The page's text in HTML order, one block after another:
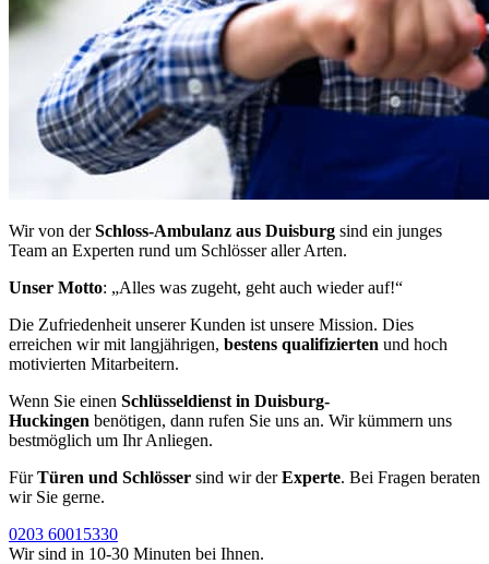
Wir von derSchloss-Ambulanz aus Duisburg sind ein junges
Team an Experten rund um Schlösser aller Arten.
Unser Motto: „Alles was zugeht, geht auch wieder auf!“
Die Zufriedenheit unserer Kunden ist unsere Mission. Dies
erreichen wir mit langjährigen, bestens qualifizierten und hoch
motivierten Mitarbeitern.
Wenn Sie einen Schlüsseldienst in Duisburg-
Huckingen benötigen, dann rufen Sie uns an. Wir kümmern uns
bestmöglich um Ihr Anliegen.
FürTüren und Schlösser sind wir derExperte. Bei Fragen beraten
wir Sie gerne.
0203 60015330
Wir sind in 10-30 Minuten bei Ihnen.